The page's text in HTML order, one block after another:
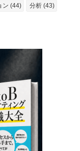
ン (44) 分析 (43)